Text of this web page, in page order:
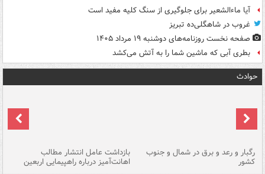
آیا ماءالشعیر برای جلوگیری از سنگ کلیه مفید است
غروب در شاهگلی‌ده تبریز
صفحه نخست روزنامه‌های دوشنبه ۱۹ مرداد ۱۴۰۵
بطری آبی که ماشین شما را به آتش می‌کشد
حوادث
رگبار و رعد و برق در شمال و جنوب
کشور
بازداشت عامل انتشار مطالب
اهانت‌آمیز درباره راهپیمایی اربعین